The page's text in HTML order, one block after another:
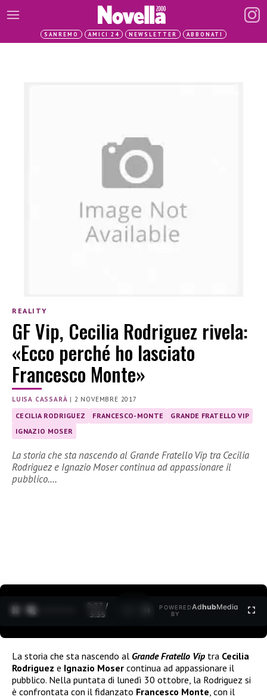
SANREMO AMICI 24 NEWSLETTER ABBONATI
REALITY
GF Vip, Cecilia Rodriguez rivela:
«Ecco perché ho lasciato
Francesco Monte»
LUISA CASSARÀ | 2 NOVEMBRE 2017
CECILIA RODRIGUEZ FRANCESCO-MONTE
GRANDE FRATELLO VIP
IGNAZIO MOSER
La storia che sta nascendo al Grande Fratello Vip tra Cecilia
Rodriguez e Ignazio Moser continua ad appassionare il
pubblico.…
0:28 /
3:35
POWERED
BY
AdhubMedia
La storia che sta nascendo al Grande Fratello Vip tra Cecilia
Rodriguez e Ignazio Moser continua ad appassionare il
pubblico. Nella puntata di lunedì 30 ottobre, la Rodriguez si
è confrontata con il fidanzato Francesco Monte , con il